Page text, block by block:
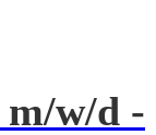
m/w/d -